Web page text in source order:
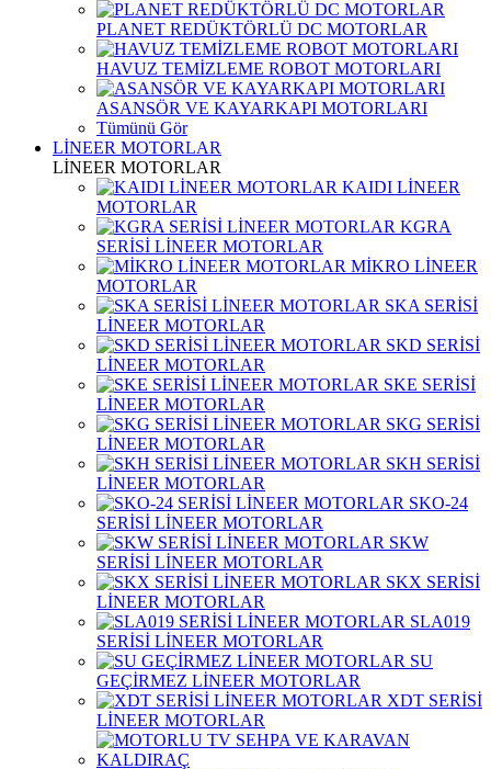
PLANET REDÜKTÖRLÜ DC MOTORLAR
HAVUZ TEMİZLEME ROBOT MOTORLARI
ASANSÖR VE KAYARKAPI MOTORLARI
Tümünü Gör
LİNEER MOTORLAR
LİNEER MOTORLAR
KAIDI LİNEER
MOTORLAR
KGRA
SERİSİ LİNEER MOTORLAR
MİKRO LİNEER
MOTORLAR
SKA SERİSİ
LİNEER MOTORLAR
SKD SERİSİ
LİNEER MOTORLAR
SKE SERİSİ
LİNEER MOTORLAR
SKG SERİSİ
LİNEER MOTORLAR
SKH SERİSİ
LİNEER MOTORLAR
SKO-24
SERİSİ LİNEER MOTORLAR
SKW
SERİSİ LİNEER MOTORLAR
SKX SERİSİ
LİNEER MOTORLAR
SLA019
SERİSİ LİNEER MOTORLAR
SU
GEÇİRMEZ LİNEER MOTORLAR
XDT SERİSİ
LİNEER MOTORLAR